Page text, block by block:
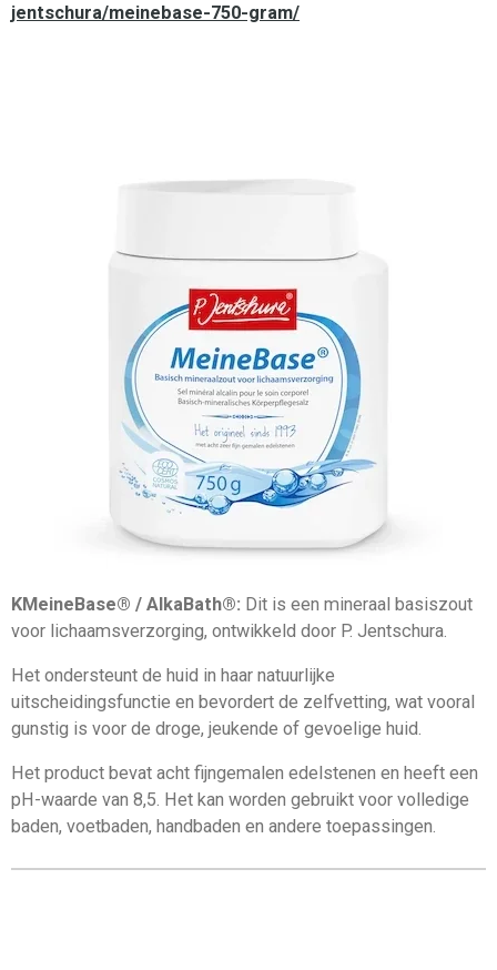
jentschura/meinebase-750-gram/
KMeineBase® / AlkaBath®: Dit is een mineraal basiszout
voor lichaamsverzorging, ontwikkeld door P. Jentschura.
Het ondersteunt de huid in haar natuurlijke
uitscheidingsfunctie en bevordert de zelfvetting, wat vooral
gunstig is voor de droge, jeukende of gevoelige huid.
Het product bevat acht fijngemalen edelstenen en heeft een
pH-waarde van 8,5. Het kan worden gebruikt voor volledige
baden, voetbaden, handbaden en andere toepassingen.